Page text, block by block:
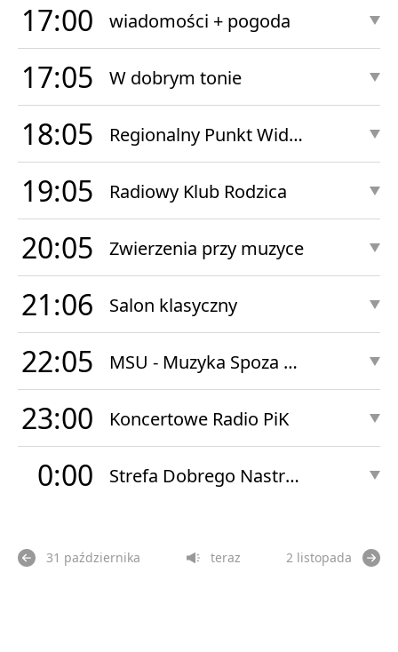
17:00 wiadomości + pogoda
17:05 W dobrym tonie
18:05 Regionalny Punkt Widzenia
19:05 Radiowy Klub Rodzica
20:05 Zwierzenia przy muzyce
21:06 Salon klasyczny
22:05 MSU - Muzyka Spoza Układu
23:00 Koncertowe Radio PiK
0:00 Strefa Dobrego Nastroju Nocą
31 października teraz 2 listopada